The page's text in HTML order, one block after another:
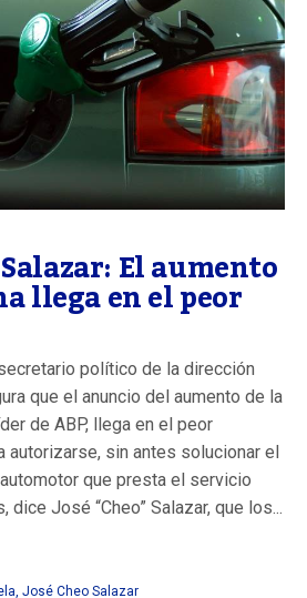
El aumento
llega en el peor
político de la dirección
que el anuncio del aumento de la
de ABP, llega en el peor
autorizarse, sin antes solucionar el
que presta el servicio
José “Cheo” Salazar, que los...
José Cheo Salazar